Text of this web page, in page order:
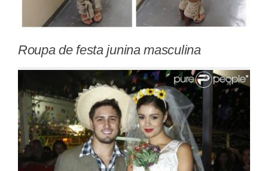
Roupa de festa junina masculina